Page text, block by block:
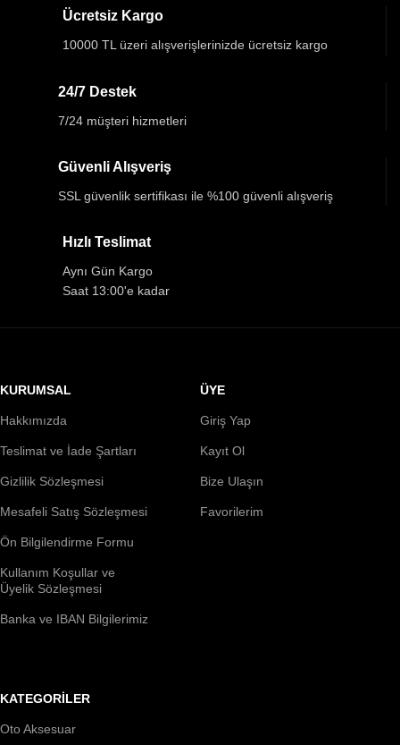
Ücretsiz Kargo
10000 TL üzeri alışverişlerinizde ücretsiz kargo
24/7 Destek
7/24 müşteri hizmetleri
Güvenli Alışveriş
SSL güvenlik sertifikası ile %100 güvenli alışveriş
Hızlı Teslimat
Aynı Gün Kargo
Saat 13:00'e kadar
KURUMSAL
Hakkımızda
Teslimat ve İade Şartları
Gizlilik Sözleşmesi
Mesafeli Satış Sözleşmesi
Ön Bilgilendirme Formu
Kullanım Koşullar ve
Üyelik Sözleşmesi
Banka ve IBAN Bilgilerimiz
ÜYE
Giriş Yap
Kayıt Ol
Bize Ulaşın
Favorilerim
KATEGORİLER
Oto Aksesuar